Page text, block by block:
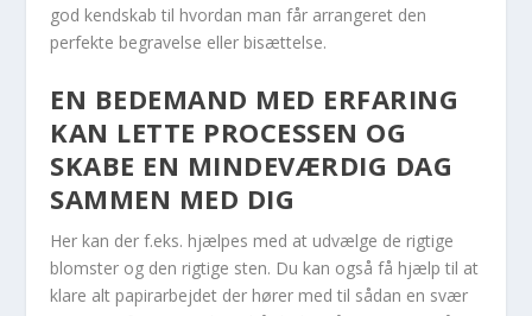
god kendskab til hvordan man får arrangeret den
perfekte begravelse eller bisættelse.
EN BEDEMAND MED ERFARING
KAN LETTE PROCESSEN OG
SKABE EN MINDEVÆRDIG DAG
SAMMEN MED DIG
Her kan der f.eks. hjælpes med at udvælge de rigtige
blomster og den rigtige sten. Du kan også få hjælp til at
klare alt papirarbejdet der hører med til sådan en svær